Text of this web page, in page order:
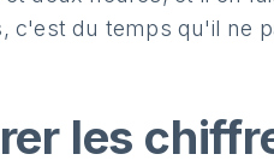
c'est du temps qu'il ne
les